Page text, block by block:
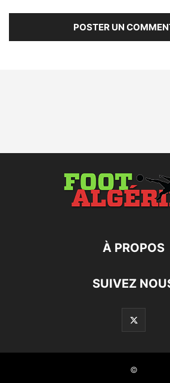
À PROPOS
SUIVEZ
©